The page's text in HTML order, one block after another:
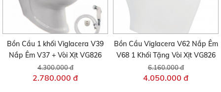
Bồn Cầu 1 khối Viglacera V39
Nắp Êm V37 + Vòi Xịt VG826
4.300.000 đ
2.780.000 đ
Bồn Cầu Viglacera V62 Nắp Êm
V68 1 Khối Tặng Vòi Xịt VG826
6.160.000 đ
4.050.000 đ